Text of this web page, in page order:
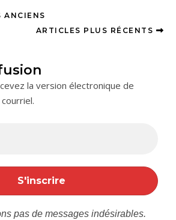
ANCIENS
ARTICLES PLUS RÉCENTS
la version électronique de
pas de messages indésirables.